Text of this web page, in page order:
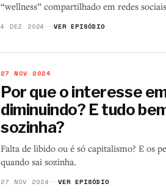
“wellness” compartilhado em redes
4 DEZ 2024 VER EPISÓDIO
27 NOV 2024
Por que o interesse
diminuindo? E tudo
sozinha?
Falta de libido ou é só capitalismo? E os
quando sai sozinha.
27 NOV 2024 VER EPISÓDIO